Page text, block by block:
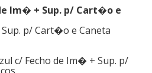
Im� + Sup. p/ Cart�o e
p/ Cart�o e Caneta
c/ Fecho de Im� + Sup. p/